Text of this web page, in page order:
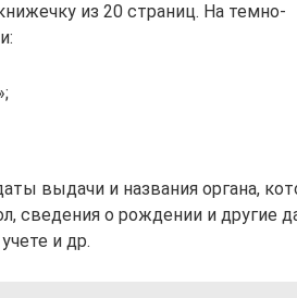
из 20 страниц. На темно-
выдачи и названия органа,
сведения о рождении и другие
и др.